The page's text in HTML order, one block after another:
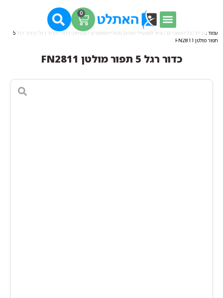
0
עמוד הבית / כל המוצרים / ציוד למפעילי חוגים, סטודיו ומאמנים / משחקי כדור/כדור רגל
/ כדור רגל 5
תפור מולטן FN2811
כדור רגל 5 תפור מולטן FN2811